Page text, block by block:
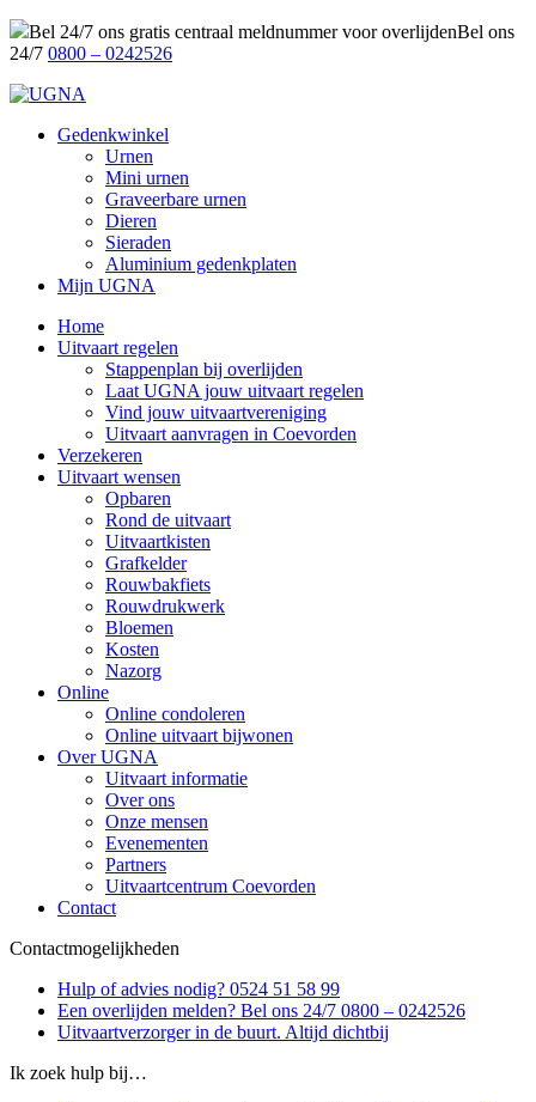
Bel 24/7 ons gratis centraal meldnummer voor overlijdenBel ons
24/7 0800 – 0242526
Gedenkwinkel
Urnen
Mini urnen
Graveerbare urnen
Dieren
Sieraden
Aluminium gedenkplaten
Mijn UGNA
Home
Uitvaart regelen
Stappenplan bij overlijden
Laat UGNA jouw uitvaart regelen
Vind jouw uitvaartvereniging
Uitvaart aanvragen in Coevorden
Verzekeren
Uitvaart wensen
Opbaren
Rond de uitvaart
Uitvaartkisten
Grafkelder
Rouwbakfiets
Rouwdrukwerk
Bloemen
Kosten
Nazorg
Online
Online condoleren
Online uitvaart bijwonen
Over UGNA
Uitvaart informatie
Over ons
Onze mensen
Evenementen
Partners
Uitvaartcentrum Coevorden
Contact
Contactmogelijkheden
Hulp of advies nodig? 0524 51 58 99
Een overlijden melden? Bel ons 24/7 0800 – 0242526
Uitvaartverzorger in de buurt. Altijd dichtbij
Ik zoek hulp bij…